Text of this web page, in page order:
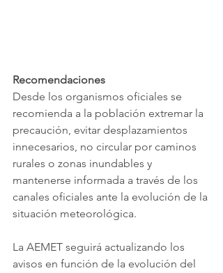
Recomendaciones
Desde los organismos oficiales se
recomienda a la población extremar la
precaución, evitar desplazamientos
innecesarios, no circular por caminos
rurales o zonas inundables y
mantenerse informada a través de los
canales oficiales ante la evolución de la
situación meteorológica.
La AEMET seguirá actualizando los
avisos en función de la evolución del